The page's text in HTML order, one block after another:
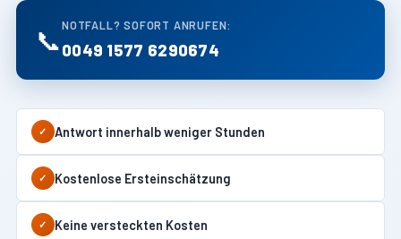
📞 NOTFALL? SOFORT ANRUFEN:
0049 1577 6290674
✓ Antwort innerhalb weniger Stunden
✓ Kostenlose Ersteinschätzung
✓ Keine versteckten Kosten